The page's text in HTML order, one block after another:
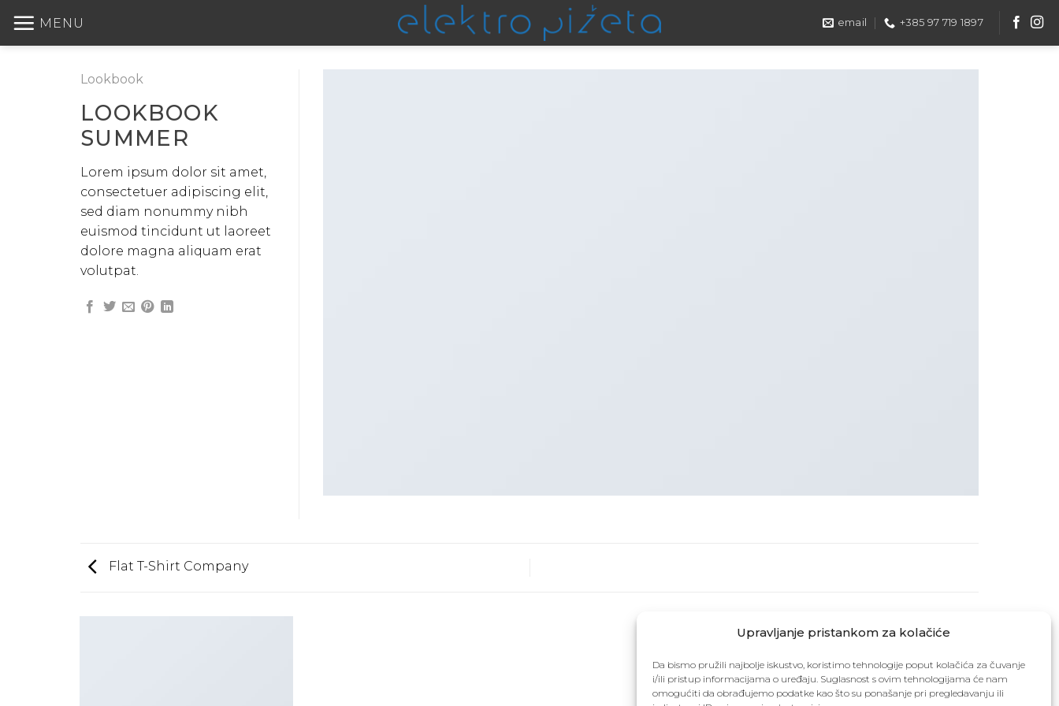
Upravljanje pristankom za kolačiće
Da bismo pružili najbolje iskustvo, koristimo tehnologije poput kolačića za čuvanje
i/ili pristup informacijama o uređaju. Suglasnost s ovim tehnologijama će nam
omogućiti da obrađujemo podatke kao što su ponašanje pri pregledavanju ili
content
MENU email +385 97 719 1897
Lookbook
LOOKBOOK
SUMMER
Lorem ipsum dolor sit amet,
consectetuer adipiscing elit,
sed diam nonummy nibh
euismod tincidunt ut laoreet
dolore magna aliquam erat
volutpat.
Flat T-Shirt Company